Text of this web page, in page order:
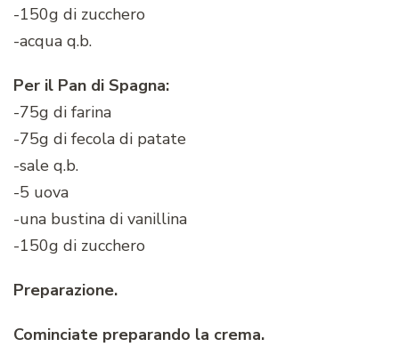
-150g di zucchero
-acqua q.b.
Per il Pan di Spagna:
-75g di farina
-75g di fecola di patate
-sale q.b.
-5 uova
-una bustina di vanillina
-150g di zucchero
Preparazione.
Cominciate preparando la crema.